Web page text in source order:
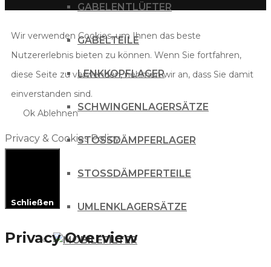
GABELENTLÜFTER
GABELTEILE
LENKKOPFLAGER
SCHWINGENLAGERSÄTZE
STOSSDÄMPFERLAGER
STOSSDÄMPFERTEILE
UMLENKLAGERSÄTZE
FILTER
Wir verwenden Cookies, um Ihnen das beste
Nutzererlebnis bieten zu können. Wenn Sie fortfahren,
diese Seite zu verwenden, nehmen wir an, dass Sie damit
einverstanden sind.
Ok Ablehnen
Privacy & Cookies Policy
Schließen
Privacy Overview